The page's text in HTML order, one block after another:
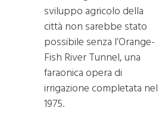
sviluppo agricolo della
città non sarebbe stato
possibile senza l’Orange-
Fish River Tunnel, una
faraonica opera di
irrigazione completata nel
1975.